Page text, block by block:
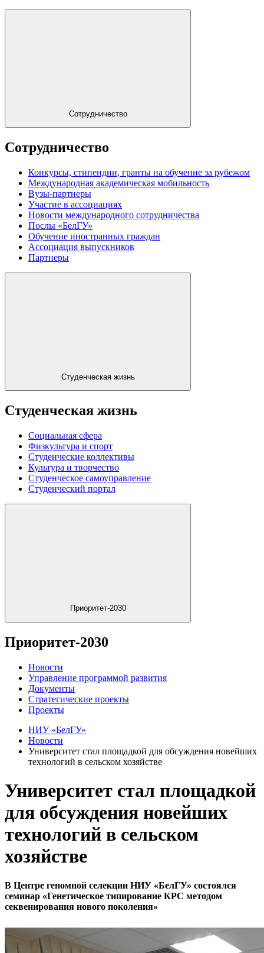
Сотрудничество
Сотрудничество
Конкурсы, стипендии, гранты на обучение за рубежом
Международная академическая мобильность
Вузы-партнеры
Участие в ассоциациях
Новости международного сотрудничества
Послы «БелГУ»
Обучение иностранных граждан
Ассоциация выпускников
Партнеры
Студенческая жизнь
Студенческая жизнь
Социальная сфера
Физкультура и спорт
Студенческие коллективы
Культура и творчество
Студенческое самоуправление
Студенческий портал
Приоритет-2030
Приоритет-2030
Новости
Управление программой развития
Документы
Стратегические проекты
Проекты
НИУ «БелГУ»
Новости
Университет стал площадкой для обсуждения новейших
технологий в сельском хозяйстве
Университет стал площадкой
для обсуждения новейших
технологий в сельском
хозяйстве
В Центре геномной селекции НИУ «БелГУ» состоялся
семинар «Генетическое типирование КРС методом
секвенирования нового поколения»